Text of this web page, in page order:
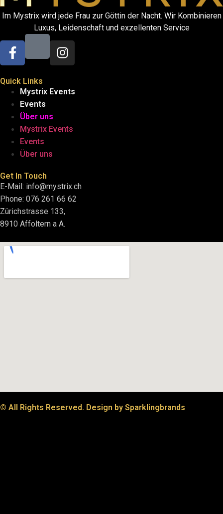
Im Mystrix wird jede Frau zur Göttin der Nacht. Wir Kombinieren
Luxus, Leidenschaft und exzellenten Service
Quick Links
Mystrix Events
Events
Über uns
Mystrix Events
Events
Über uns
Get In Touch
E-Mail: info@mystrix.ch
Phone: 076 261 66 62
Zürichstrasse 133,
8910 Affoltern a A.
© All Rights Reserved. Design by Sparklingbrands